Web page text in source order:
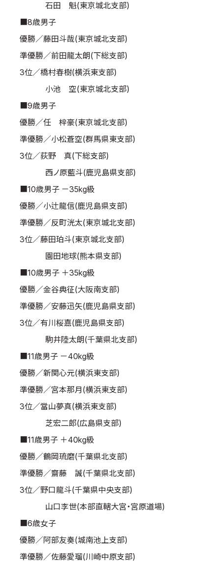
石田 魁(東京城北支部)
■8歳男子
優勝／藤田斗哉(東京城北支部)
準優勝／前田龍太朗(下総支部)
3位／橋村春樹(横浜東支部)
小池 空(東京城北支部)
■9歳男子
優勝／任 梓豪(東京城北支部)
準優勝／小松蒼空(群馬県東支部)
3位／荻野 真(下総支部)
西ノ原藍斗(鹿児島県支部)
■10歳男子 －35kg級
優勝／小辻龍信(鹿児島県支部)
準優勝／反町洸太(東京城北支部)
3位／藤田珀斗(東京城北支部)
園田地球(熊本県支部)
■10歳男子 ＋35kg級
優勝／金谷典征(大阪南支部)
準優勝／安藤迅矢(鹿児島県支部)
3位／有川桜嘉(鹿児島県支部)
駒井陸太朗(千葉県北支部)
■11歳男子 －40kg級
優勝／新関心元(横浜東支部)
準優勝／宮本那月(横浜東支部)
3位／當山夢真(横浜東支部)
芝宏二郎(広島県支部)
■11歳男子 ＋40kg級
優勝／鶴岡琉磨(千葉県北支部)
準優勝／齋藤 誠(千葉県北支部)
3位／野口龍斗(千葉県中央支部)
山口李世(本部直轄大宮・宮原道場)
■6歳女子
優勝／阿部友奏(城南池上支部)
準優勝／佐藤愛瑠(川崎中原支部)